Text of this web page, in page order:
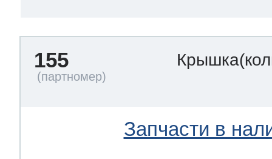
155
Запчасти в